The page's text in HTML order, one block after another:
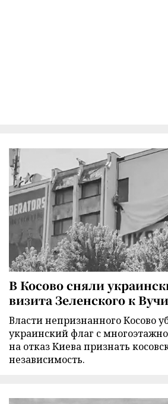
В Косово сняли
визита Зеленского к
Власти непризнанного Косово
украинский флаг с
на отказ Киева признать
независимость.